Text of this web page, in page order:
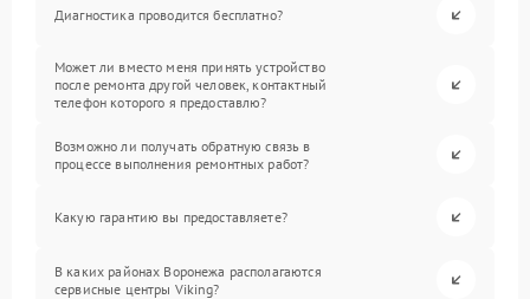
Диагностика проводится бесплатно?
Может ли вместо меня принять устройство
после ремонта другой человек, контактный
телефон которого я предоставлю?
Возможно ли получать обратную связь в
процессе выполнения ремонтных работ?
Какую гарантию вы предоставляете?
В каких районах Воронежа располагаются
сервисные центры Viking?